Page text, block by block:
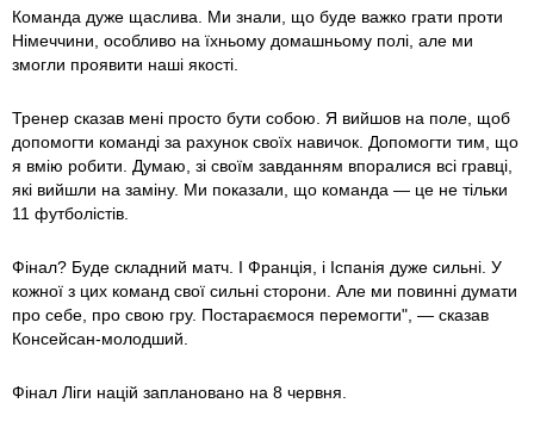
Команда дуже щаслива. Ми знали, що буде важко грати проти
Німеччини, особливо на їхньому домашньому полі, але ми
змогли проявити наші якості.
Тренер сказав мені просто бути собою. Я вийшов на поле, щоб
допомогти команді за рахунок своїх навичок. Допомогти тим, що
я вмію робити. Думаю, зі своїм завданням впоралися всі гравці,
які вийшли на заміну. Ми показали, що команда — це не тільки
11 футболістів.
Фінал? Буде складний матч. І Франція, і Іспанія дуже сильні. У
кожної з цих команд свої сильні сторони. Але ми повинні думати
про себе, про свою гру. Постараємося перемогти", — сказав
Консейсан-молодший.
Фінал Ліги націй заплановано на 8 червня.